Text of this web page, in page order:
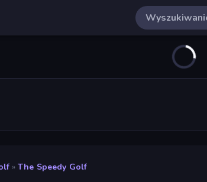
» The Speedy Golf